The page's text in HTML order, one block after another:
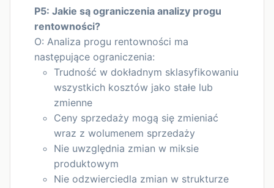
P5: Jakie są ograniczenia analizy progu
rentowności?
O: Analiza progu rentowności ma
następujące ograniczenia:
Trudność w dokładnym sklasyfikowaniu
wszystkich kosztów jako stałe lub
zmienne
Ceny sprzedaży mogą się zmieniać
wraz z wolumenem sprzedaży
Nie uwzględnia zmian w miksie
produktowym
Nie odzwierciedla zmian w strukturze